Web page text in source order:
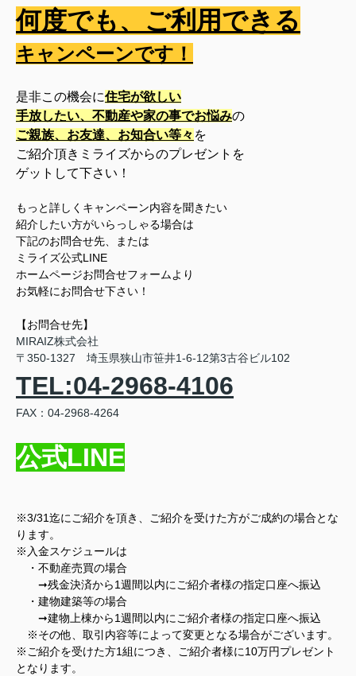
何度でも、ご利用できる
キャンペーンです！
是非この機会に住宅が欲しい
手放したい、不動産や家の事でお悩みの
ご親族、お友達、お知合い等々 を
ご紹介頂きミライズからのプレゼントを
ゲットして下さい！
もっと詳しくキャンペーン内容を聞きたい
紹介したい方がいらっしゃる場合は
下記のお問合せ先、または
ミライズ公式LINE
ホームページお問合せフォームより
お気軽にお問合せ下さい！
【お問合せ先】
MIRAIZ株式会社
〒350-1327 埼玉県狭山市笹井1-6-12第3古谷ビル102
TEL:04-2968-4106
FAX：04-2968-4264
公式LINE
※3/31迄にご紹介を頂き、ご紹介を受けた方がご成約の場合とな
ります。
※入金スケジュールは
・不動産売買の場合
➞残金決済から1週間以内にご紹介者様の指定口座へ振込
・建物建築等の場合
➞建物上棟から1週間以内に ご紹介者様の指定口座へ振込
※その他、取引内容等によって変更となる場合がございます。
※ご紹介を受けた方1組につき、ご紹介者様に10万円プレゼント
となります。